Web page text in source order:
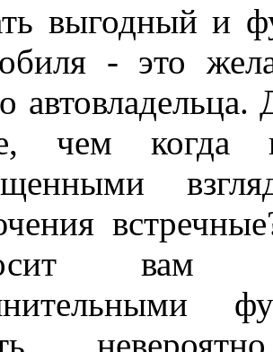
выгодный и
- это
чем когда
вам